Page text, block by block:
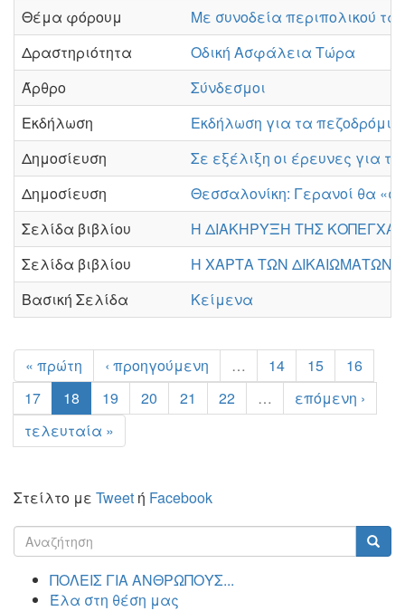
Θέμα φόρουμ
Με συνοδεία περιπολικού
Δραστηριότητα
Οδική Ασφάλεια Τώρα
Άρθρο
Σύνδεσμοι
Εκδήλωση
Εκδήλωση για τα πεζοδρόμια
Δημοσίευση
Σε εξέλιξη οι έρευνες για
Δημοσίευση
Θεσσαλονίκη: Γερανοί θα
Σελίδα βιβλίου
Η ΔΙΑΚΗΡΥΞΗ ΤΗΣ
Σελίδα βιβλίου
Η ΧΑΡΤΑ ΤΩΝ ΔΙΚΑΙΩΜΑΤΩΝ
Βασική Σελίδα
Κείμενα
« πρώτη ‹ προηγούμενη … 14 15
16
17
18 19 20 21 22 …
επόμενη ›
τελευταία »
Στείλτο με Tweet ή Facebook
Φόρμα
αναζήτησης
ΠΟΛΕΙΣ ΓΙΑ ΑΝΘΡΩΠΟΥΣ...
Έλα στη θέση μας